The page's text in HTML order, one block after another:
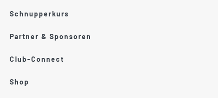
Schnupperkurs
Partner & Sponsoren
Club-Connect
Shop